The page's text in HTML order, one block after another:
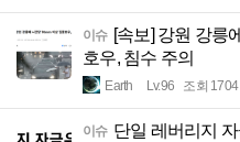
이슈 [속보] 강원 강릉
호우, 침수 주의
Earth Lv.96 조회 1704
이슈 단일 레버리지